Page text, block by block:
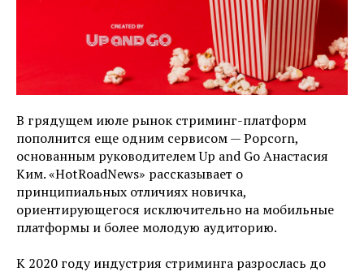
В грядущем июле рынок стриминг-платформ
пополнится еще одним сервисом — Popcorn,
основанным руководителем Up and Go Анастасия
Ким. «HotRoadNews» рассказывает о
принципиальных отличиях новичка,
ориентирующегося исключительно на мобильные
платформы и более молодую аудиторию.
К 2020 году индустрия стриминга разрослась до